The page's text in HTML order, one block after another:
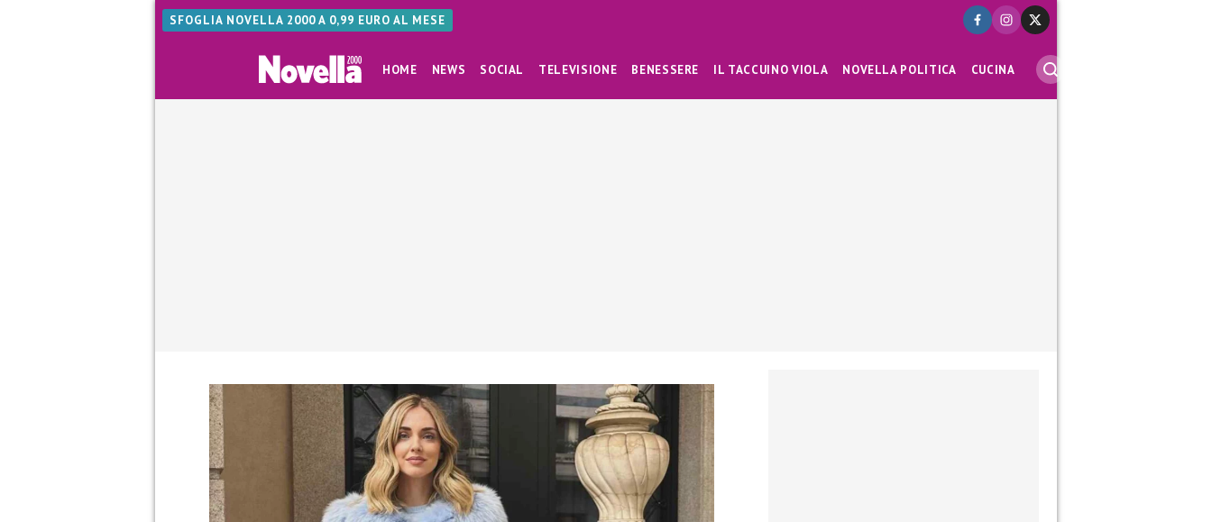
SFOGLIA NOVELLA 2000 A 0,99 EURO AL MESE
HOME NEWS SOCIAL TELEVISIONE BENESSERE IL TACCUINO VIOLA NOVELLA POLITICA CUCINA